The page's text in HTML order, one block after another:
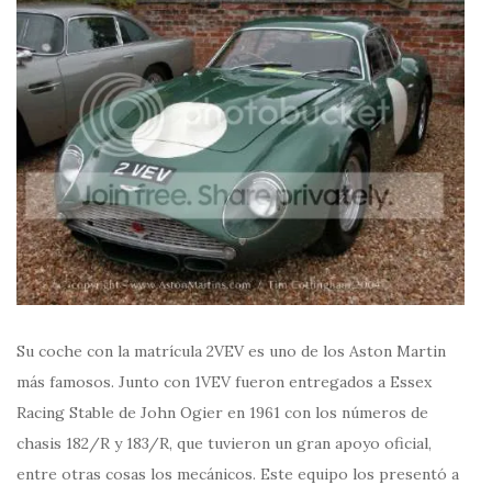
Su coche con la matrícula 2VEV es uno de los Aston Martin
más famosos. Junto con 1VEV fueron entregados a Essex
Racing Stable de John Ogier en 1961 con los números de
chasis 182/R y 183/R, que tuvieron un gran apoyo oficial,
entre otras cosas los mecánicos. Este equipo los presentó a